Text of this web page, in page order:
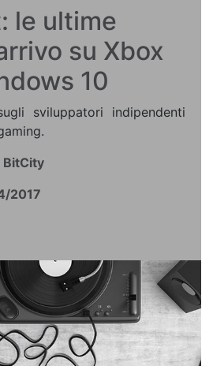
le ultime
su Xbox
10
sviluppatori indipendenti
BitCity
2017